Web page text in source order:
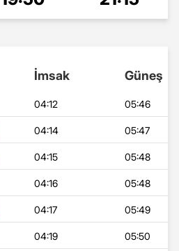
İmsak Güneş
04:12 05:46
04:14 05:47
04:15 05:48
04:16 05:48
04:17 05:49
04:19 05:50